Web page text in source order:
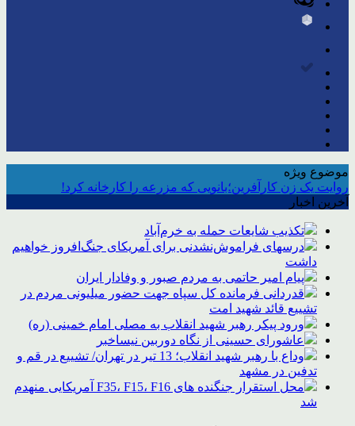
موضوع ویژه
روایت یک زن کارآفرین؛بانویی که مزرعه را کارخانه کرد!
آخرین اخبار
تکذیب شایعات حمله به خرم‌آباد
درسهای فراموش‌نشدنی برای آمریکای جنگ‌افروز خواهیم
داشت
پیام امیر حاتمی به مردم صبور و وفادار ایران
قدردانی فرمانده کل سپاه جهت حضور میلیونی مردم در
تشییع قائد شهید امت
ورود پیکر رهبر شهید انقلاب به مصلی امام خمینی (ره)
عاشورای حسینی از نگاه دوربین نیساخبر
وداع با رهبر شهید انقلاب؛ 13 تیر در تهران/ تشییع در قم و
تدفین در مشهد
محل استقرار جنگنده های F35، F15، F16 آمریکایی منهدم
شد